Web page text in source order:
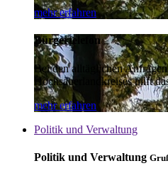
mehr erfahren
Bürgertelefon
Bei den alltäglichen
Hochsauerlandkreises hilft
mehr erfahren
Politik und Verwaltung
Politik und Verwaltung